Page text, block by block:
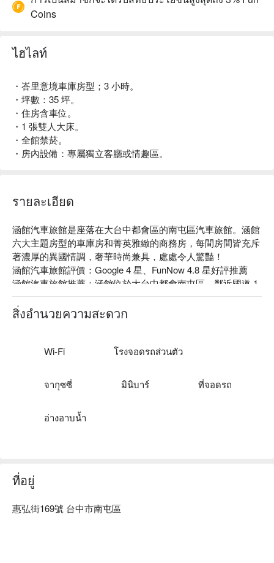
Coins
ไฮไลท์
・峇里意境車庫房型；3 小時。
・坪數：35 坪。
・住房含車位。
・1 張雙人大床。
・全館禁菸。
・房內設備：專屬獨立客廳或情趣區。
รายละเอียด
涵館汽車旅館是座落在大台中都會區的南屯區汽車旅館。涵館
六大主題房型的車庫房和菁英雅緻的商務房，每間房間皆充斥
著濃厚的異國情調，奢華時尚兼具，處處令人驚豔！
涵館汽車旅館評價：Google 4 星、FunNow 4.8 星好評推薦
涵館汽車旅館推薦：涵館位於大台中都會南屯區，鄰近國道 1
號台中龍井交流道，比鄰文心森林公園、文心南路觀光夜市、
審計新村。
สิ่งอำนวยความสะดวก
Wi-Fi โรงจอดรถส่วนตัว
จากุซซี่ มินิบาร์ ที่จอดรถ
อ่างอาบน้ำ
ที่อยู่
惠弘街169號 台中市南屯區